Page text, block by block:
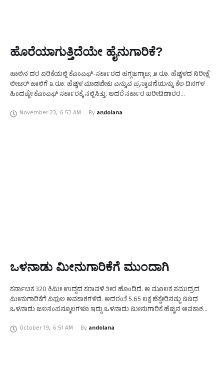
ಹೊರೆಯಾಗುತ್ತಿದೆಯೇ ಹೈನುಗಾರಿಕೆ?
ಹಾಲಿನ ದರ ಏರಿಕೆಯಲ್ಲಿ ಕೆಎಂಎಫ್-ಸರ್ಕಾರದ ಹಗ್ಗಜಗ್ಗಾಟ; ೨ ರೂ. ಹೆಚ್ಚಳದ ನಿರೀಕ್ಷೆ
ಲೀಟರ್ ಹಾಲಿಗೆ ೩ ರೂ. ಹೆಚ್ಚಳ ಮಾಡಬೇಕು ಎನ್ನುವ ಪ್ರಸ್ತಾವನೆಯನ್ನು ಕೆಲ ದಿನಗಳ
ಹಿಂದಷ್ಟೇ ಕೆಎಂಎಫ್ ಸರ್ಕಾರಕ್ಕೆ ಸಲ್ಲಿಸಿತ್ತು. ಆದರೆ ಸರ್ಕಾರ ಖರೀದಿದಾರರ
November 23, 6:52 AM By andolana
ಒಳನಾಡು ಮೀನುಗಾರಿಕೆಗೆ ಮುಂದಾಗಿ
ಕರ್ನಾಟಕ 320 ಕಿಮೀ ಉದ್ದದ ಕರಾವಳಿ ತೀರ ಹೊಂದಿದೆ. ಆ ಮೂಲಕ ಸಮುದ್ರದ
ಮೀನುಗಾರಿಕೆಗೆ ವಿಫುಲ ಅವಕಾಶಗಳಿವೆ. ಅದರಂತೆ 5.65 ಲಕ್ಷ ಹೆಕ್ಟೇರಿನಷ್ಟು ವಿವಿಧ
ಒಳನಾಡು ಜಲಸಂಪನ್ಮೂಲಗಳೂ ಇದ್ದು ಒಳನಾಡು ಮೀನುಗಾರಿಕೆ ಹೆಚ್ಚಿನ ಅವಕಾಶವೂ
October 19, 6:51 AM By andolana